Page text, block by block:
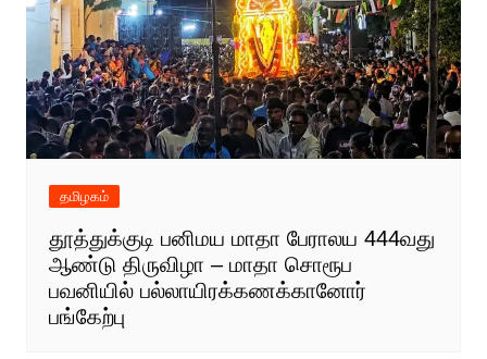
தமிழகம்
தூத்துக்குடி பனிமய மாதா பேராலய 444வது
ஆண்டு திருவிழா – மாதா சொரூப
பவனியில் பல்லாயிரக்கணக்கானோர்
பங்கேற்பு